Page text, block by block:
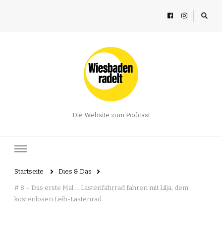
Die Website zum Podcast
Startseite Dies & Das
# 8 – Das erste Mal … Lastenfahrrad fahren mit Lilja, dem
kostenlosen Leih-Lastenrad